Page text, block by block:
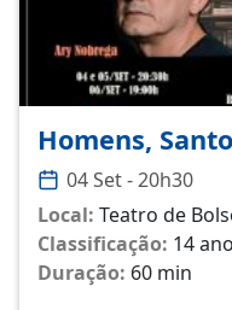
Homens,
04 Set - 20h30
Local: Teatro de
Classificação: 14
Duração: 60 min